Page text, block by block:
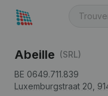
Abeille (SRL)
BE 0649.711.839
Luxemburgstraat 20,